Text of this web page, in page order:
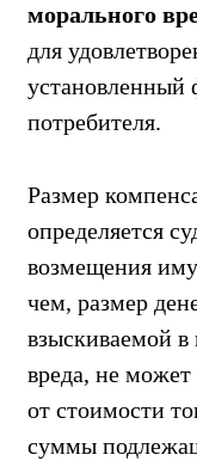
морального
для
установленный
потребителя.
Размер
определяется
возмещения
чем, размер
взыскиваемой
вреда, не может
от стоимости
суммы